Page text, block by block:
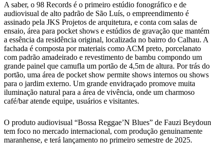
A saber, o 98 Records é o primeiro estúdio fonográfico e de
audiovisual de alto padrão de São Luís, o empreendimento é
assinado pela JKS Projetos de arquitetura, e conta com salas de
ensaio, área para pocket shows e estúdios de gravação que mantém
a essência da residência original, localizada no bairro do Calhau. A
fachada é composta por materiais como ACM preto, porcelanato
com padrão amadeirado e revestimento de bambu compondo um
grande painel que camufla um portão de 4,5m de altura. Por trás do
portão, uma área de pocket show permite shows internos ou shows
para o jardim externo. Um grande envidraçado promove muita
iluminação natural para a área de vivência, onde um charmoso
café/bar atende equipe, usuários e visitantes.
O produto audiovisual “Bossa Reggae’N Blues” de Fauzi Beydoun
tem foco no mercado internacional, com produção genuinamente
maranhense, e terá lançamento no primeiro semestre de 2025.